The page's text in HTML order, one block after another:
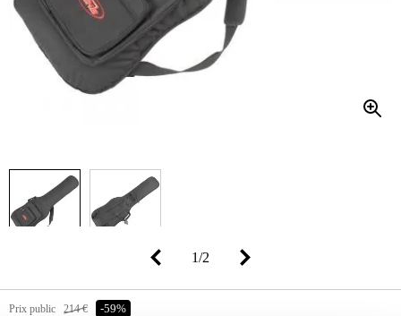
1/2
Prix public 214 € -59%